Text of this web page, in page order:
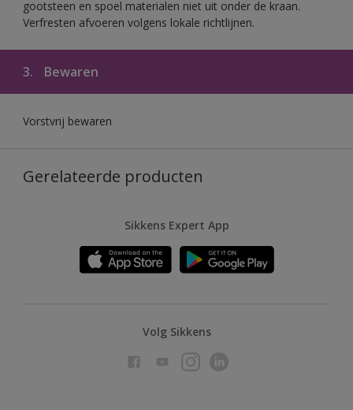
gootsteen en spoel materialen niet uit onder de kraan.
Verfresten afvoeren volgens lokale richtlijnen.
3. Bewaren
Vorstvrij bewaren
Gerelateerde producten
Sikkens Expert App
Volg Sikkens